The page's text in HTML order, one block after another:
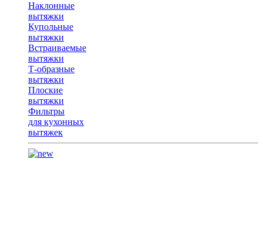
Наклонные
вытяжки
Купольные
вытяжки
Встраиваемые
вытяжки
Т-образные
вытяжки
Плоские
вытяжки
Фильтры
для кухонных
вытяжек